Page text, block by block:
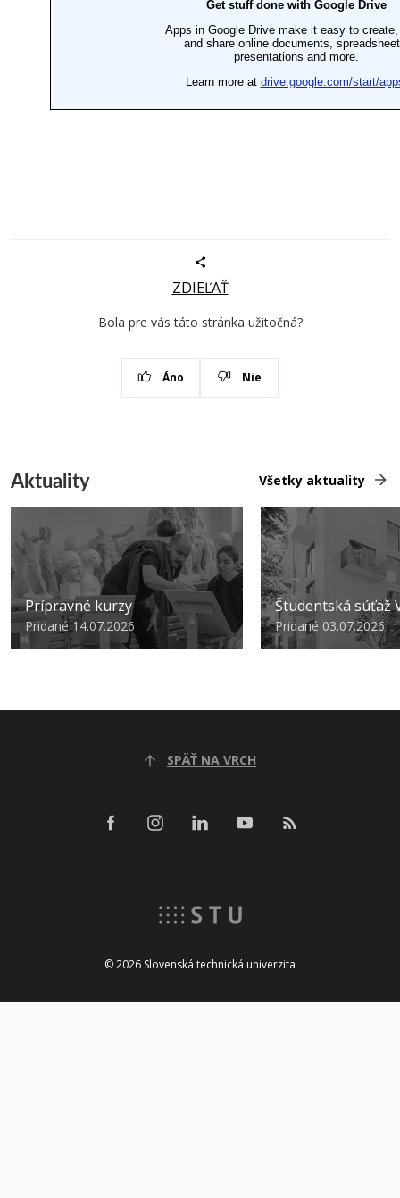
ZDIEĽAŤ
Bola pre vás táto stránka užitočná?
Áno Nie
Aktuality Všetky aktuality
Prípravné kurzy
Pridané 14.07.2026
Študentská súťaž
Pridané 03.07.2026
SPÄŤ NA VRCH
© 2026 Slovenská technická univerzita